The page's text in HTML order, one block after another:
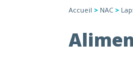
Accueil > NAC >